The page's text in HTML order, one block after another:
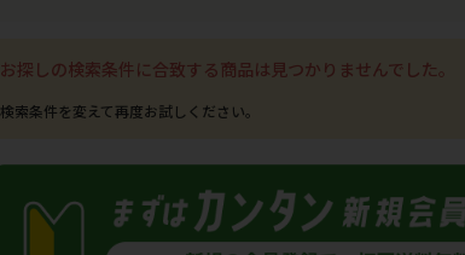
お探しの検索条件に合致する商品は見つかりませんでした。